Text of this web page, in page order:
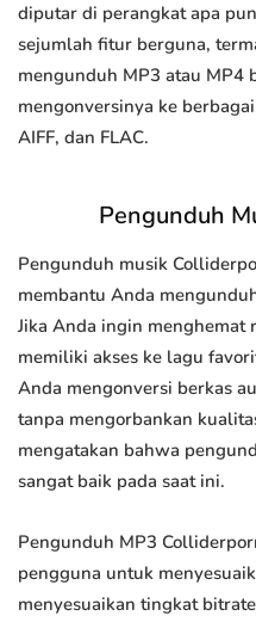
diputar di perangkat apa
sejumlah fitur berguna,
mengunduh MP3 atau MP4
mengonversinya ke
AIFF, dan FLAC.
Pengunduh
Pengunduh musik
membantu Anda
Jika Anda ingin menghemat
memiliki akses ke lagu
Anda mengonversi berkas
tanpa mengorbankan
mengatakan bahwa
sangat baik pada saat ini.
Pengunduh MP3
pengguna untuk
menyesuaikan tingkat